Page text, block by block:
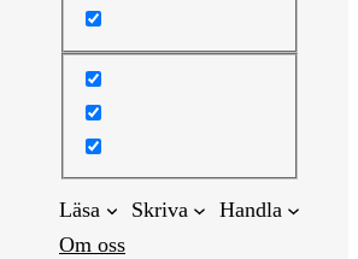
Läsa Skriva
Handla
Om oss